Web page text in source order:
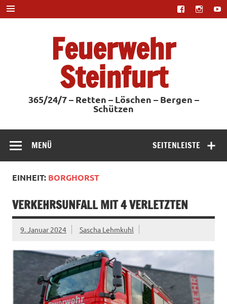
Zum
Inhalt
springen
Feuerwehr
Steinfurt
365/24/7 – Retten – Löschen – Bergen –
Schützen
SEITENLEISTE
MENÜ
EINHEIT: BORGHORST
VERKEHRSUNFALL MIT 4 VERLETZTEN
9. Januar 2024 Sascha Lehmkuhl